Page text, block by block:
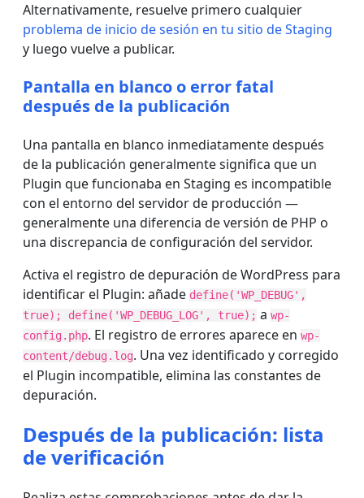
Alternativamente, resuelve primero cualquier
problema de inicio de sesión en tu sitio de Staging
y luego vuelve a publicar.
Pantalla en blanco o error fatal
después de la publicación
Una pantalla en blanco inmediatamente después
de la publicación generalmente significa que un
Plugin que funcionaba en Staging es incompatible
con el entorno del servidor de producción —
generalmente una diferencia de versión de PHP o
una discrepancia de configuración del servidor.
Activa el registro de depuración de WordPress para
identificar el Plugin: añade define('WP_DEBUG',
true); define('WP_DEBUG_LOG', true); a wp-
config.php. El registro de errores aparece en wp-
content/debug.log. Una vez identificado y corregido
el Plugin incompatible, elimina las constantes de
depuración.
Después de la publicación: lista
de verificación